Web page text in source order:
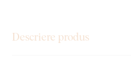
Descriere produs